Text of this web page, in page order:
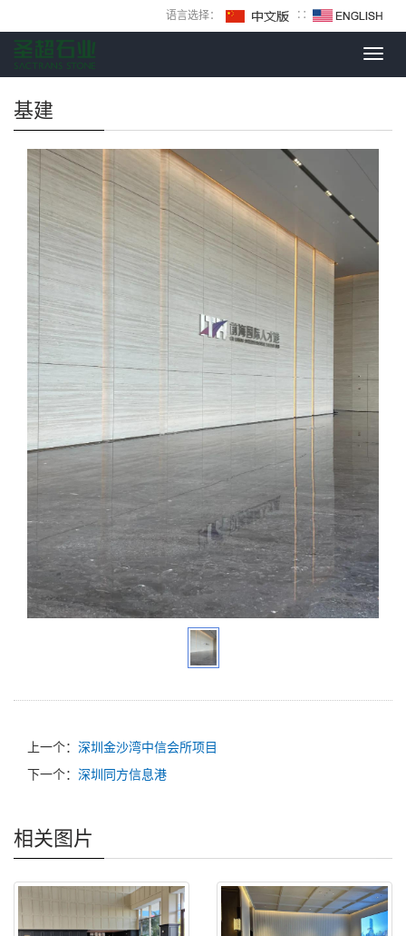
语言选择： ∷
基建
上一个： 深圳金沙湾中信会所项目
下一个： 深圳同方信息港
相关图片